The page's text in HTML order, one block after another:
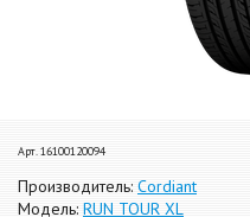
Арт. 16100120094
Производитель: Cordiant
Модель: RUN TOUR XL